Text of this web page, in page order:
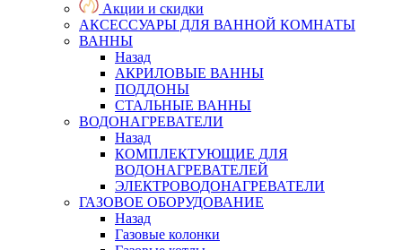
Акции и скидки
АКСЕССУАРЫ ДЛЯ ВАННОЙ КОМНАТЫ
ВАННЫ
Назад
АКРИЛОВЫЕ ВАННЫ
ПОДДОНЫ
СТАЛЬНЫЕ ВАННЫ
ВОДОНАГРЕВАТЕЛИ
Назад
КОМПЛЕКТУЮЩИЕ ДЛЯ
ВОДОНАГРЕВАТЕЛЕЙ
ЭЛЕКТРОВОДОНАГРЕВАТЕЛИ
ГАЗОВОЕ ОБОРУДОВАНИЕ
Назад
Газовые колонки